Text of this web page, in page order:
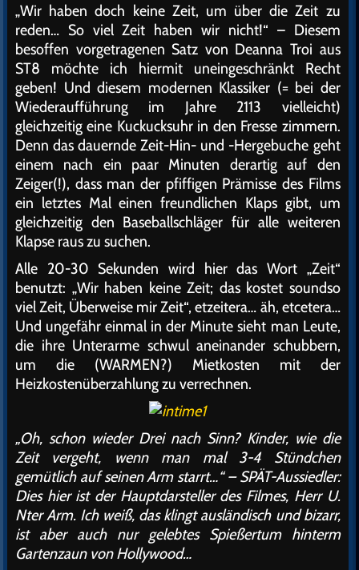
„Wir haben doch keine Zeit, um über die Zeit zu
reden… So viel Zeit haben wir nicht!“ – Diesem
besoffen vorgetragenen Satz von Deanna Troi aus
ST8 möchte ich hiermit uneingeschränkt Recht
geben! Und diesem modernen Klassiker (= bei der
Wiederaufführung im Jahre 2113 vielleicht)
gleichzeitig eine Kuckucksuhr in den Fresse zimmern.
Denn das dauernde Zeit-Hin- und -Hergebuche geht
einem nach ein paar Minuten derartig auf den
Zeiger(!), dass man der pfiffigen Prämisse des Films
ein letztes Mal einen freundlichen Klaps gibt, um
gleichzeitig den Baseballschläger für alle weiteren
Klapse raus zu suchen.
Alle 20-30 Sekunden wird hier das Wort „Zeit“
benutzt: „Wir haben keine Zeit; das kostet soundso
viel Zeit, Überweise mir Zeit“, etzeitera… äh, etcetera…
Und ungefähr einmal in der Minute sieht man Leute,
die ihre Unterarme schwul aneinander schubbern,
um die (WARMEN?) Mietkosten mit der
Heizkostenüberzahlung zu verrechnen.
„Oh, schon wieder Drei nach Sinn? Kinder, wie die
Zeit vergeht, wenn man mal 3-4 Stündchen
gemütlich auf seinen Arm starrt…“ – SPÄT-Aussiedler:
Dies hier ist der Hauptdarsteller des Filmes, Herr U.
Nter Arm. Ich weiß, das klingt ausländisch und bizarr,
ist aber auch nur gelebtes Spießertum hinterm
Gartenzaun von Hollywood…